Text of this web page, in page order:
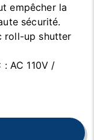
empêcher la
sécurité.
roll-up shutter
AC 110V /